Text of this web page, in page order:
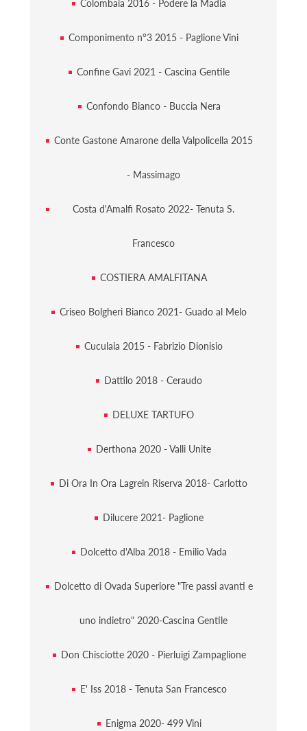
Colombaia 2016 - Podere la Madia
Componimento n°3 2015 - Paglione Vini
Confine Gavi 2021 - Cascina Gentile
Confondo Bianco - Buccia Nera
Conte Gastone Amarone della Valpolicella 2015
- Massimago
Costa d'Amalfi Rosato 2022- Tenuta S.
Francesco
COSTIERA AMALFITANA
Criseo Bolgheri Bianco 2021- Guado al Melo
Cuculaia 2015 - Fabrizio Dionisio
Dattilo 2018 - Ceraudo
DELUXE TARTUFO
Derthona 2020 - Valli Unite
Di Ora In Ora Lagrein Riserva 2018- Carlotto
Dilucere 2021- Paglione
Dolcetto d'Alba 2018 - Emilio Vada
Dolcetto di Ovada Superiore "Tre passi avanti e
uno indietro" 2020-Cascina Gentile
Don Chisciotte 2020 - Pierluigi Zampaglione
E' Iss 2018 - Tenuta San Francesco
Enigma 2020- 499 Vini